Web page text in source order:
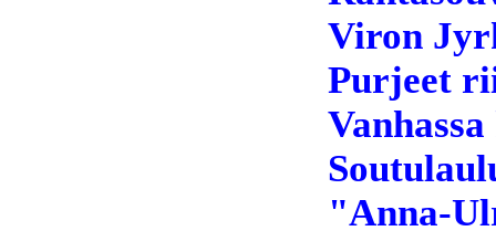
Viron
Purjeet
"Anna-